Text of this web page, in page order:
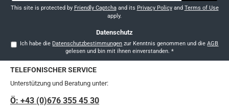
*
This site is protected by Friendly Captchaand its Privacy Policyand Terms of Use
apply.
Datenschutz
Ich habe die Datenschutzbestimmungen zur Kenntnis genommen und dieAGB
gelesen und bin mit ihnen einverstanden. *
TELEFONISCHER SERVICE
Unterstützung und Beratung unter:
Ö: +43 (0)676 355 45 30